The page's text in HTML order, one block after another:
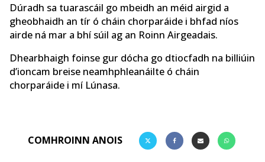
Dúradh sa tuarascáil go mbeidh an méid airgid a
gheobhaidh an tír ó cháin chorparáide i bhfad níos
airde ná mar a bhí súil ag an Roinn Airgeadais.
Dhearbhaigh foinse gur dócha go dtiocfadh na billiúin
d’ioncam breise neamhphleanáilte ó cháin
chorparáide i mí Lúnasa.
COMHROINN ANOIS